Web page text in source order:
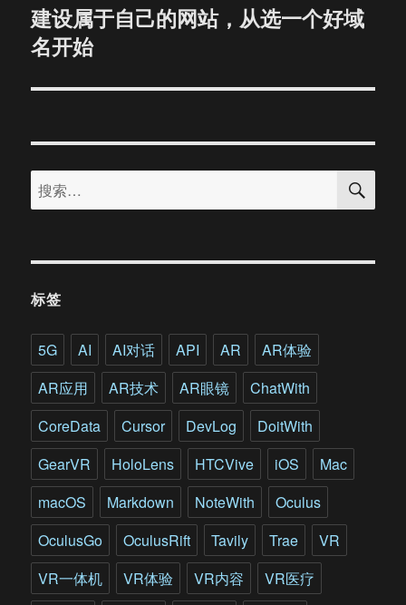
下
篇
章：
建设属于自己的网站，从选一个好域
名开始
搜
索：
搜
标签
5G AI AI对话 API AR
AR体验
AR应用
AR技术 AR眼镜
ChatWith
CoreData
Cursor DevLog
DoitWith
GearVR
HoloLens HTCVive iOS
Mac
macOS
Markdown NoteWith
Oculus
OculusGo
OculusRift Tavily Trae
VR
VR一体机
VR体验 VR内容
VR医疗